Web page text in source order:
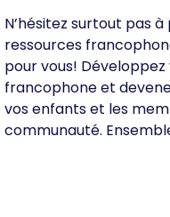
N’hésitez surtout pas
ressources
pour vous!
francophone et
vos enfants et les
communauté.